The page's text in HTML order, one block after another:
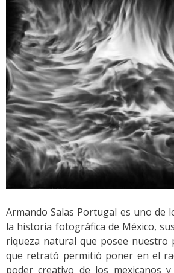
Armando Salas Portugal es uno de
la historia fotográfica de México,
riqueza natural que posee nuestro
que retrató permitió poner en el
poder creativo de los mexicanos